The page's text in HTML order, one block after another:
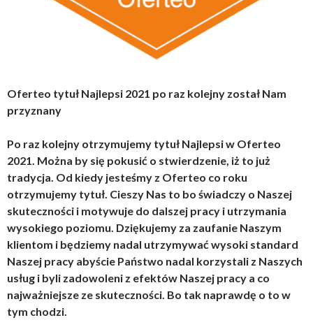
Oferteo tytuł Najlepsi 2021 po raz kolejny został Nam
przyznany
Po raz kolejny otrzymujemy tytuł Najlepsi w Oferteo
2021. Można by się pokusić o stwierdzenie, iż to już
tradycja. Od kiedy jesteśmy z Oferteo co roku
otrzymujemy tytuł. Cieszy Nas to bo świadczy o Naszej
skuteczności i motywuje do dalszej pracy i utrzymania
wysokiego poziomu. Dziękujemy za zaufanie Naszym
klientom i będziemy nadal utrzymywać wysoki standard
Naszej pracy abyście Państwo nadal korzystali z Naszych
usług i byli zadowoleni z efektów Naszej pracy a co
najważniejsze ze skuteczności. Bo tak naprawdę o to w
tym chodzi.